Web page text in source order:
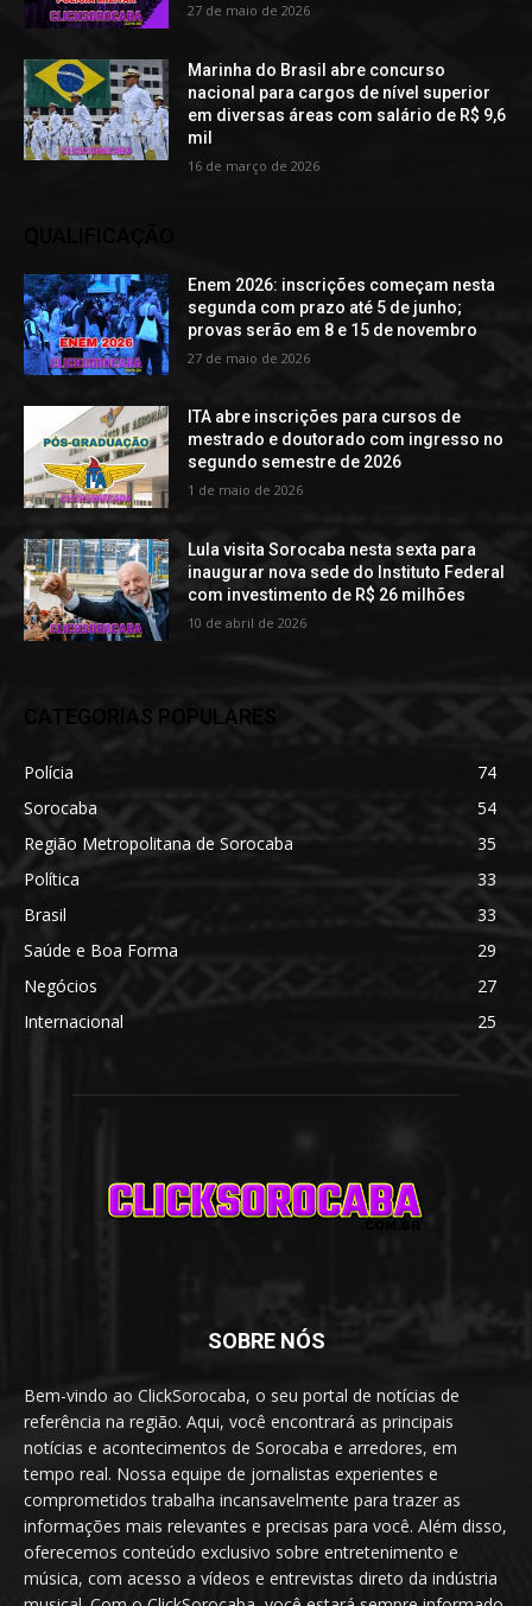
27 de maio de 2026
Marinha do Brasil abre concurso
nacional para cargos de nível superior
em diversas áreas com salário de R$ 9,6
mil
16 de março de 2026
Enem 2026: inscrições começam nesta
segunda com prazo até 5 de junho;
provas serão em 8 e 15 de novembro
27 de maio de 2026
ITA abre inscrições para cursos de
mestrado e doutorado com ingresso no
segundo semestre de 2026
1 de maio de 2026
Lula visita Sorocaba nesta sexta para
inaugurar nova sede do Instituto Federal
com investimento de R$ 26 milhões
10 de abril de 2026
CATEGORIAS POPULARES
Polícia
74
Sorocaba
54
Região Metropolitana de Sorocaba
35
Política
33
Brasil
33
Saúde e Boa Forma
29
Negócios
27
Internacional
25
SOBRE NÓS
Bem-vindo ao ClickSorocaba, o seu portal de notícias de
referência na região. Aqui, você encontrará as principais
notícias e acontecimentos de Sorocaba e arredores, em
tempo real. Nossa equipe de jornalistas experientes e
comprometidos trabalha incansavelmente para trazer as
informações mais relevantes e precisas para você. Além disso,
oferecemos conteúdo exclusivo sobre entretenimento e
música, com acesso a vídeos e entrevistas direto da indústria